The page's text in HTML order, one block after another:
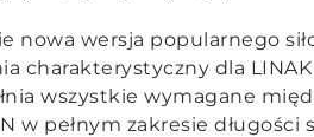
nowa wersja popularnego
charakterystyczny dla
wszystkie wymagane
w pełnym zakresie